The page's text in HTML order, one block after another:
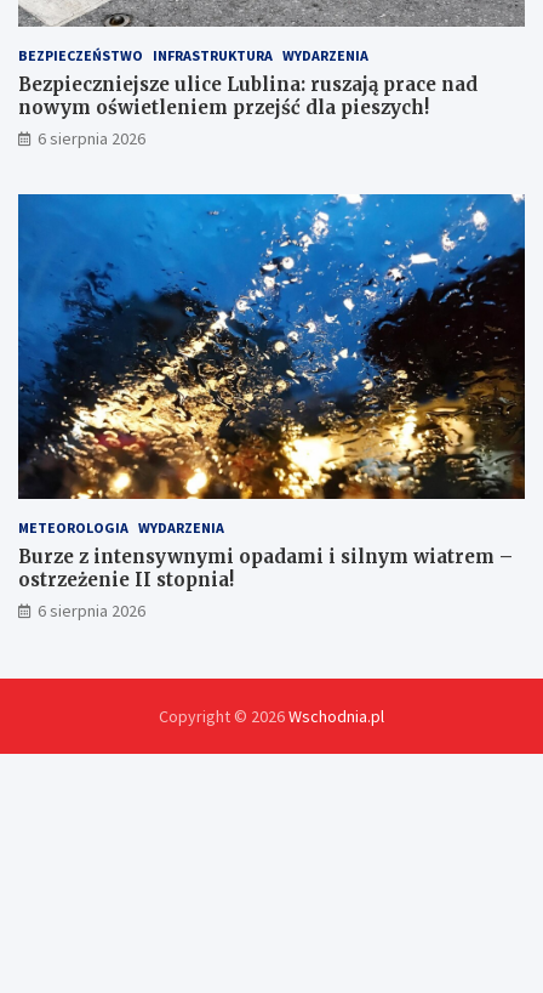
BEZPIECZEŃSTWO INFRASTRUKTURA WYDARZENIA
Bezpieczniejsze ulice Lublina: ruszają prace nad
nowym oświetleniem przejść dla pieszych!
6 sierpnia 2026
METEOROLOGIA WYDARZENIA
Burze z intensywnymi opadami i silnym wiatrem –
ostrzeżenie II stopnia!
6 sierpnia 2026
Copyright © 2026Wschodnia.pl